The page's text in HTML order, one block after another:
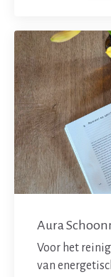
Aura
Voor het
van